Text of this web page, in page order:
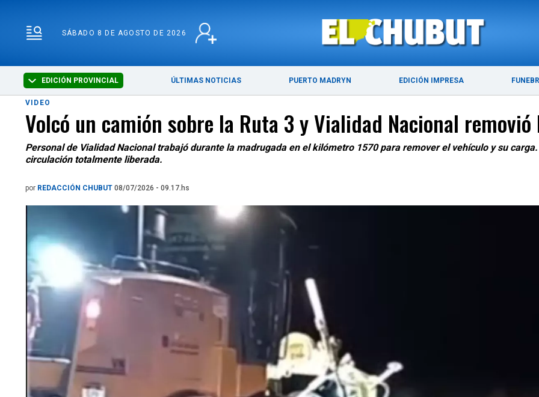
SÁBADO 8 DE AGOSTO DE 2026
EDICIÓN PROVINCIAL ÚLTIMAS NOTICIAS PUERTO MADRYN EDICIÓN IMPRESA
SÁBADO 8 DE AGOSTO DE 2026 ÚLTIMAS NOTICIAS PUERTO MADRYN
VIDEO
Volcó un camión sobre la Ruta 3 y Vialidad Nacional
Personal de Vialidad Nacional trabajó durante la madrugada en el kilómetro 1570 para remover el vehículo y su
circulación totalmente liberada.
por REDACCIÓN CHUBUT 08/07/2026 - 09.17.hs